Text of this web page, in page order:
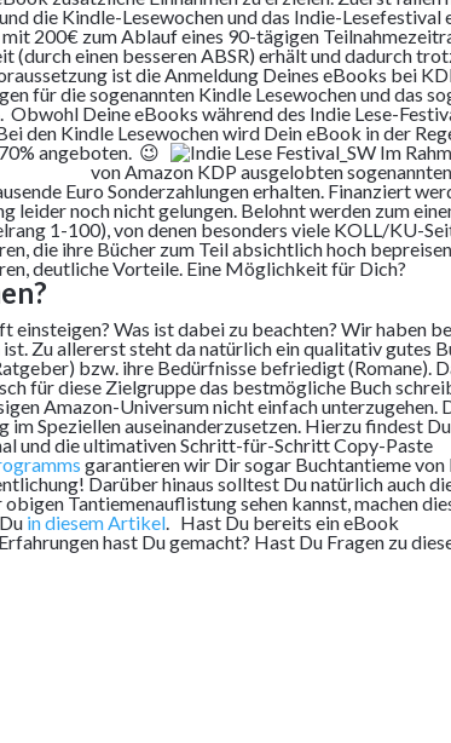
die Kindle-Lesewochen und das Indie-Lesefestival
200€ zum Ablauf eines 90-tägigen
einen besseren ABSR) erhält und dadurch
ist die Anmeldung Deines eBooks bei
für die sogenannten Kindle Lesewochen und das
Deine eBooks während des Indie Lese-
den Kindle Lesewochen wird Dein eBook in der
angeboten. 😉
Im
von Amazon KDP ausgelobten sogenannten
Euro Sonderzahlungen erhalten. Finanziert
leider noch nicht gelungen. Belohnt werden zum
1-100), von denen besonders viele KOLL/KU-
die ihre Bücher zum Teil absichtlich hoch
deutliche Vorteile. Eine Möglichkeit für Dich?
Was ist dabei zu beachten? Wir haben
Zu allererst steht da natürlich ein qualitativ gutes
bzw. ihre Bedürfnisse befriedigt (Romane).
für diese Zielgruppe das bestmögliche Buch
Amazon-Universum nicht einfach unterzugehen.
Speziellen auseinanderzusetzen. Hierzu findest
und die ultimativen Schritt-für-Schritt Copy-Paste
garantieren wir Dir sogar Buchtantieme von
Darüber hinaus solltest Du natürlich auch
Tantiemenauflistung sehen kannst, machen
in diesem Artikel. Hast Du bereits ein eBook
hast Du gemacht? Hast Du Fragen zu